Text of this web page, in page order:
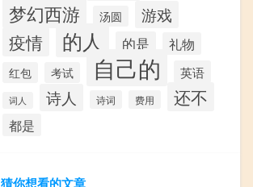
梦幻西游 汤圆 游戏
疫情 的人 的是 礼物
红包 考试 自己的 英语
词人 诗人 诗词 费用 还不
都是
猜你想看的文章